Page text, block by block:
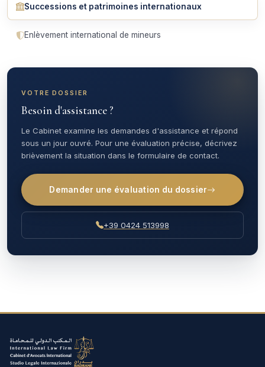
Successions et patrimoines internationaux
Enlèvement international de mineurs
VOTRE DOSSIER
Besoin d'assistance ?
Le Cabinet examine les demandes d'assistance et répond
sous un jour ouvré. Pour une évaluation précise, décrivez
brièvement la situation dans le formulaire de contact.
Demander une évaluation du dossier
+39 0424 513998